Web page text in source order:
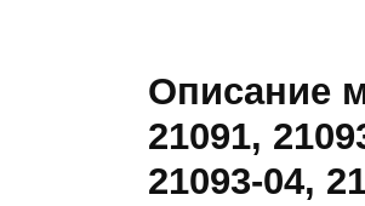
Описание
21091,
21093-04,